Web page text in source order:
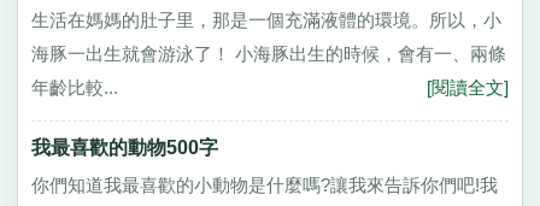
生活在媽媽的肚子里，那是一個充滿液體的環境。所以，小
海豚一出生就會游泳了！ 小海豚出生的時候，會有一、兩條
年齡比較...
[閱讀全文]
我最喜歡的動物500字
你們知道我最喜歡的小動物是什麼嗎?讓我來告訴你們吧!我